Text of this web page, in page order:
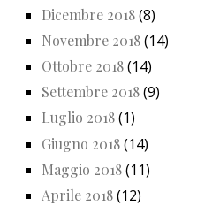
Dicembre 2018(8)
Novembre 2018(14)
Ottobre 2018(14)
Settembre 2018(9)
Luglio 2018(1)
Giugno 2018(14)
Maggio 2018(11)
Aprile 2018(12)